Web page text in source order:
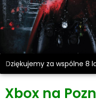
Dziękujemy za wspólne 8
Xbox na